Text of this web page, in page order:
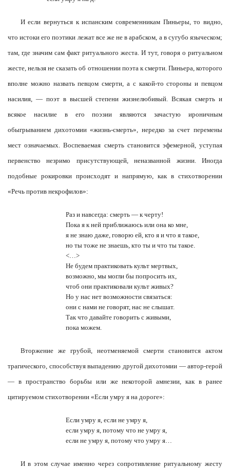
И если вернуться к испанским современникам Пиньеры, то видно,
что истоки его поэтики лежат все же не в арабском, а в сугубо языческом;
там, где значим сам факт ритуального жеста. И тут, говоря о ритуальном
жесте, нельзя не сказать об отношении поэта к смерти. Пиньера, которого
вполне можно назвать певцом смерти, а с какой-то стороны и певцом
насилия, — поэт в высшей степени жизнелюбивый. Всякая смерть и
всякое насилие в его поэзии являются зачастую ироничным
обыгрыванием дихотомии «жизнь-смерть», нередко за счет перемены
мест означаемых. Воспеваемая смерть становится эфемерной, уступая
первенство незримо присутствующей, неназванной жизни. Иногда
подобные рокировки происходят и напрямую, как в стихотворении
«Речь против некрофилов»:
Раз и навсегда: смерть — к черту!
Пока я к ней приближаюсь или она ко мне,
я не знаю даже, говорю ей, кто я и что я такое,
но ты тоже не знаешь, кто ты и что ты такое.
<…>
Не будем практиковать культ мертвых,
возможно, мы могли бы попросить их,
чтоб они практиковали культ живых?
Но у нас нет возможности связаться:
они с нами не говорят, нас не слышат.
Так что давайте говорить с живыми,
пока можем.
Вторжение же грубой, неотменяемой смерти становится актом
трагического, способствуя выпадению другой дихотомии — автор-герой
— в пространство борьбы или же некоторой амнезии, как в ранее
цитируемом стихотворении «Если умру я на дороге»:
Если умру я, если не умру я,
если умру я, потому что не умру я,
если не умру я, потому что умру я…
И в этом случае именно через сопротивление ритуальному жесту